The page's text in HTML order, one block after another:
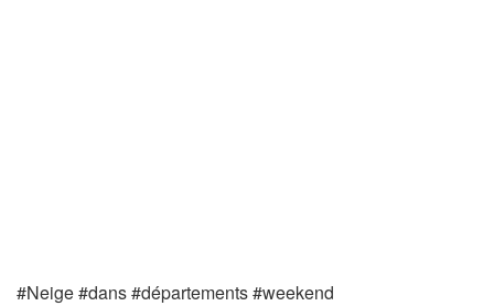
#Neige #dans #départements #weekend